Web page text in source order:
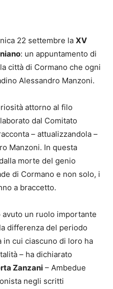
22 settembre la XV
: un appuntamento di
città di Cormano che ogni
Alessandro Manzoni.
attorno al filo
dal Comitato
– attualizzandola –
Manzoni. In questa
morte del genio
di Cormano e non solo, i
a braccetto.
avuto un ruolo importante
differenza del periodo
in cui ciascuno di loro ha
– ha dichiarato
Zanzani – Ambedue
negli scritti